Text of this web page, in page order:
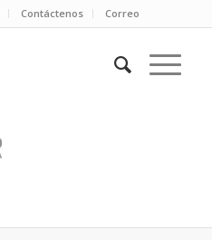
Contáctenos Correo